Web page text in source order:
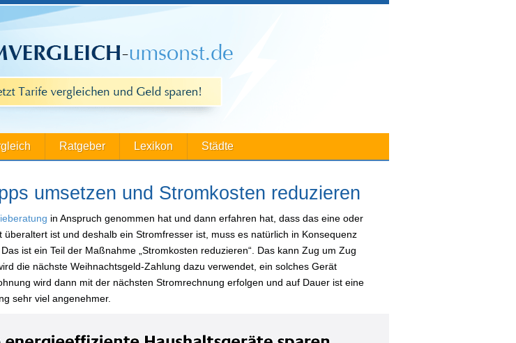
Ratgeber Lexikon Städte
umsetzen und Stromkosten reduzieren
in Anspruch genommen hat und dann erfahren hat, dass das eine oder
überaltert ist und deshalb ein Stromfresser ist, muss es natürlich in Konsequenz
ist ein Teil der Maßnahme „Stromkosten reduzieren“. Das kann Zug um Zug
die nächste Weihnachtsgeld-Zahlung dazu verwendet, ein solches Gerät
wird dann mit der nächsten Stromrechnung erfolgen und auf Dauer ist eine
sehr viel angenehmer.